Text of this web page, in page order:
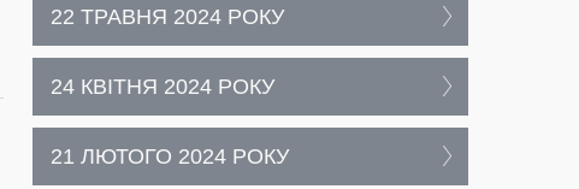
22 ТРАВНЯ 2024 РОКУ
24 КВІТНЯ 2024 РОКУ
21 ЛЮТОГО 2024 РОКУ